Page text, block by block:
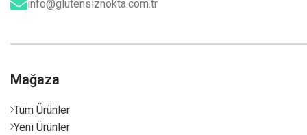
info@glutensiznokta.com.tr
Mağaza
Tüm Ürünler
Yeni Ürünler